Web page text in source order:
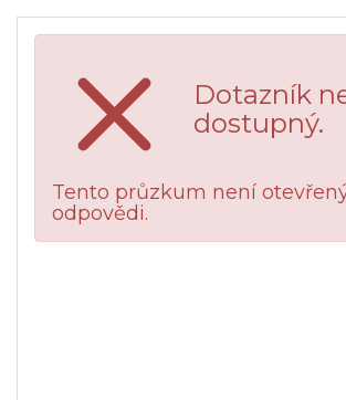
Dotazník
dostupný.
Tento průzkum není
odpovědi.